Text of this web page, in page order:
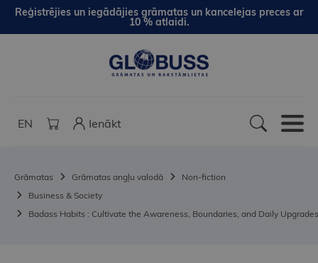
Reģistrējies un iegādājies grāmatas un kancelejas preces ar
10 % atlaidi.
EN Ienākt
Grāmatas Grāmatas angļu valodā
Non-fiction
Business & Society
Badass Habits : Cultivate the Awareness, Boundaries, and Daily